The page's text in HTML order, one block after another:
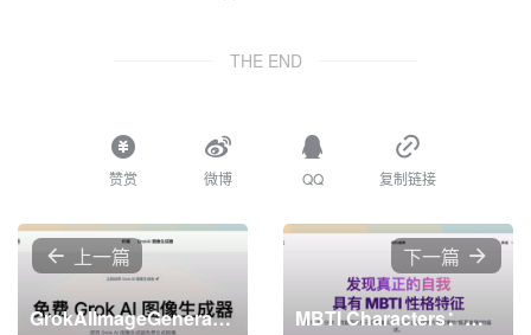
THE END
赞赏 微博 QQ 复制链接
上一篇
GrokAIImageGenerator：Grok AI图像生成器，通过简单的输入，生成独一无二的高质量图像
下一篇
MBTI Characters：免费在线性格测试工具，通过10-15分钟的测试帮助用户了解自己的性格类型，提供详细分析和职业建议